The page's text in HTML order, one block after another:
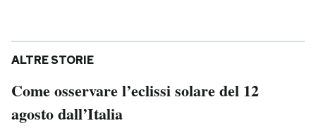
ALTRE STORIE
Come osservare l’eclissi solare del 12
agosto dall’Italia